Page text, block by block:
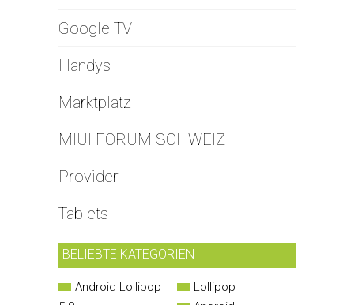
Google TV
Handys
Marktplatz
MIUI FORUM SCHWEIZ
Provider
Tablets
BELIEBTE KATEGORIEN
Android Lollipop
Lollipop